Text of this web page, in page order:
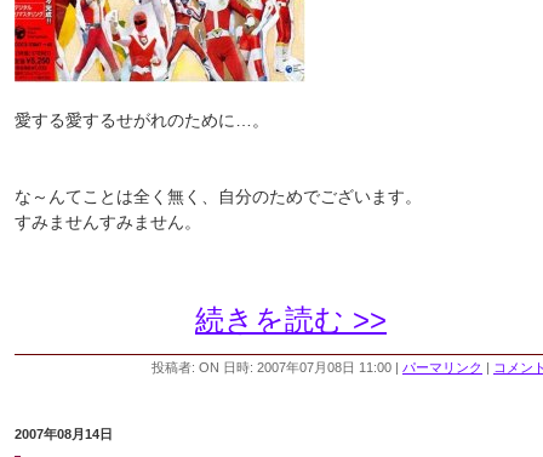
愛する愛するせがれのために…。
な～んてことは全く無く、自分のためでございます。
すみませんすみません。
続きを読む >>
投稿者: ON 日時: 2007年07月08日 11:00 | パーマリンク | コメン
2007年08月14日